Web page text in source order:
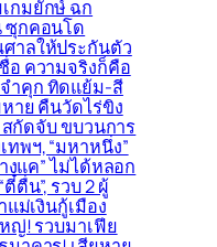
กมยักษ์ ฉก
ซุกคอนโด
าลให้ประกันตัว
อ ความจริงก็คือ
ำคุก ทิดแย้ม-สี
าย คืนวัดไร่ขิง
สกัดจับ ขบวนการ
พฯ, “มหาหนึ่ง”
งแค” ไม่ได้หลอก
ตื่น”, รวบ 2 ผู้
แม่เงินกู้เมือง
ญ่! รวบมาเฟีย